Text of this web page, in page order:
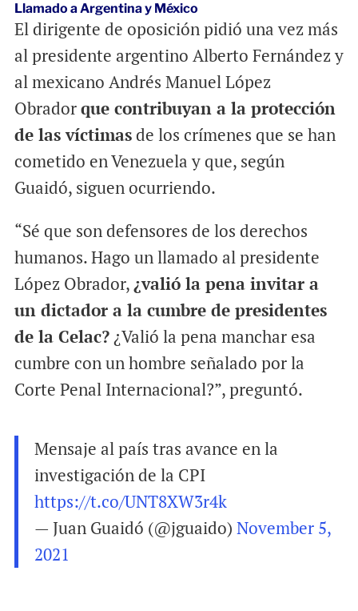
Llamado a Argentina y México
El dirigente de oposición pidió una vez más
al presidente argentino Alberto Fernández y
al mexicano Andrés Manuel López
Obradorque contribuyan a la protección
de las víctimasde los crímenes que se han
cometido en Venezuela y que, según
Guaidó, siguen ocurriendo.
“Sé que son defensores de los derechos
humanos. Hago un llamado al presidente
López Obrador,¿valió la pena invitar a
un dictador a la cumbre de presidentes
de la Celac?¿Valió la pena manchar esa
cumbre con un hombre señalado por la
Corte Penal Internacional?”, preguntó.
Mensaje al país tras avance en la
investigación de la CPI
https://t.co/UNT8XW3r4k
— Juan Guaidó (@jguaido) November 5,
2021